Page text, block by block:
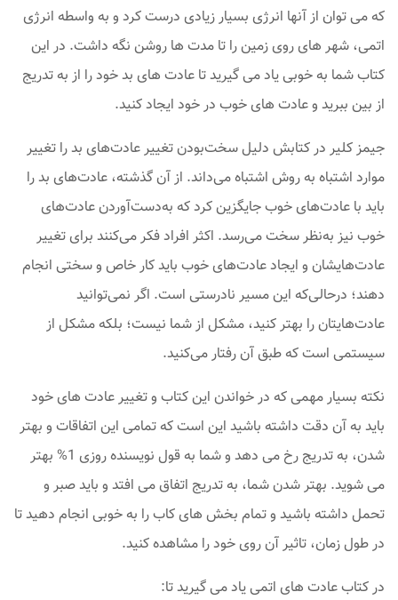
که می توان از آنها انرژی بسیار زیادی درست کرد و به واسطه انرژی
اتمی، شهر های روی زمین را تا مدت ها روشن نگه داشت. در این
کتاب شما به خوبی یاد می گیرید تا عادت های بد خود را از به تدریج
از بین ببرید و عادت های خوب در خود ایجاد کنید.
جیمز کلیر در کتابش دلیل سخت‌بودن تغییر عادت‌های بد را تغییر
موارد اشتباه به روش اشتباه می‌داند. از آن‌ گذشته، عادت‌های بد را
باید با عادت‌های خوب جایگزین کرد که به‌دست‌آوردن عادت‌های
خوب نیز به‌نظر سخت می‌رسد. اکثر افراد فکر می‌کنند برای تغییر
عادت‌هایشان و ایجاد عادت‌های خوب باید کار خاص و سختی انجام
دهند؛ درحالی‌که این مسیر نادرستی است. اگر نمی‌توانید
عادت‌هایتان را بهتر کنید، مشکل از شما نیست؛ بلکه مشکل از
سیستمی است که طبق آن رفتار می‌کنید.
نکته بسیار مهمی که در خواندن این کتاب و تغییر عادت های خود
باید به آن دقت داشته باشید این است که تمامی این اتفاقات و بهتر
شدن، به تدریج رخ می دهد و شما به قول نویسنده روزی 1% بهتر
می شوید. بهتر شدن شما، به تدریج اتفاق می افتد و باید صبر و
تحمل داشته باشید و تمام بخش های کاب را به خوبی انجام دهید تا
در طول زمان، تاثیر آن روی خود را مشاهده کنید.
در کتاب عادت های اتمی یاد می گیرید تا: